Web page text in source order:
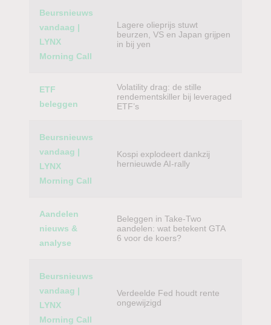
Beursnieuws
vandaag |
LYNX
Morning Call
Lagere olieprijs stuwt
beurzen, VS en Japan grijpen
in bij yen
ETF
beleggen
Volatility drag: de stille
rendementskiller bij leveraged
ETF’s
Beursnieuws
vandaag |
LYNX
Morning Call
Kospi explodeert dankzij
hernieuwde AI-rally
Aandelen
nieuws &
analyse
Beleggen in Take-Two
aandelen: wat betekent GTA
6 voor de koers?
Beursnieuws
vandaag |
LYNX
Morning Call
Verdeelde Fed houdt rente
ongewijzigd